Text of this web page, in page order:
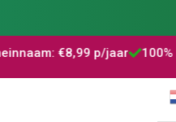
100% risicovrij